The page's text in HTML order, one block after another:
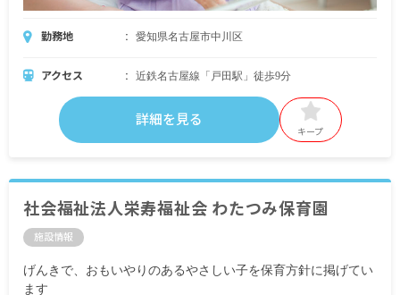
勤務地 愛知県名古屋市中川区
アクセス 近鉄名古屋線「戸田駅」徒歩9分
詳細を見る
キープ
社会福祉法人栄寿福祉会 わたつみ保育園
施設情報
げんきで、おもいやりのあるやさしい子を保育方針に掲げてい
ます